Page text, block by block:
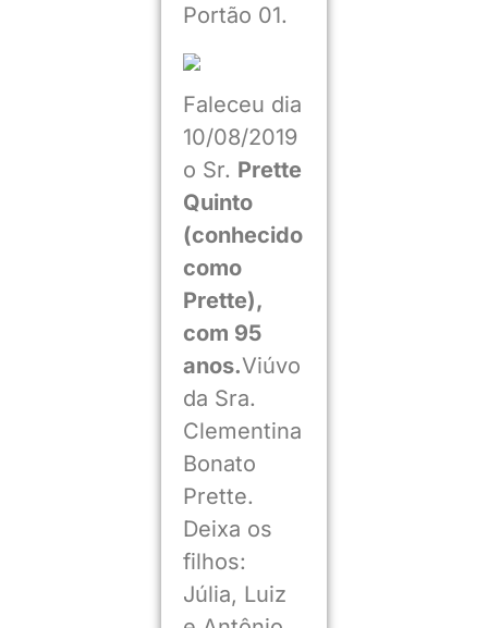
Portão 01.
Faleceu dia
10/08/2019
o Sr. Prette
Quinto
(conhecido
como
Prette),
com 95
anos.Viúvo
da Sra.
Clementina
Bonato
Prette.
Deixa os
filhos:
Júlia, Luiz